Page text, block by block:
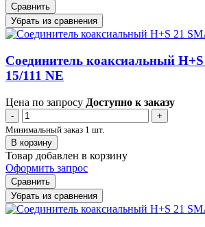
Сравнить
Убрать из сравнения
Соединитель коаксиальный
15/111 NE
Цена по запросу Доступно к заказу
-
+
Минимальный заказ 1 шт.
В корзину
Товар добавлен в корзину
Оформить запрос
Сравнить
Убрать из сравнения